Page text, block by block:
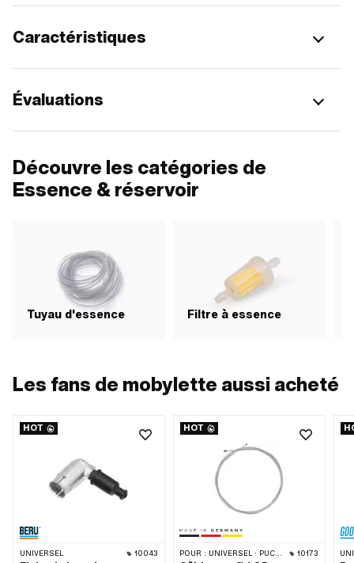
Caractéristiques
Évaluations
Découvre les catégories de
Essence & réservoir
Tuyau d'essence Filtre à essence
Les fans de mobylette aussi acheté
HOT
UNIVERSEL 10043
HOT
POUR : UNIVERSEL · PUCH · SACHS · ZÜNDAPP BELMONDO · TOMOS · ALPA CHOPPER / TURBO · DKW · ILO / JLO · KREIDLER · MBK / MOTOBÉCANE · MIELE · MONARK · VICTORIA · ZÜNDAPP 10173